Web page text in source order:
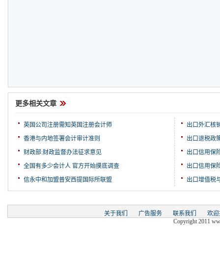
更多相关文章
英国公司注册需知英国注册会计师
香港与内地签署会计审计准则
财政部:财政监督办法征求意见
全国有多少会计人 官方开始摸底调查
信永中和加盟普安西提国际所联盟
出口外汇核
出口退税政
出口信用保
出口信用保
出口增值税
关于我们 广告服务 联系我们
欢
Copyright 2011